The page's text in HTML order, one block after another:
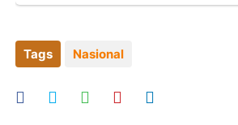
Tags Nasional